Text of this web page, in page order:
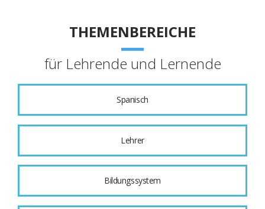
THEMENBEREICHE
für Lehrende und Lernende
Spanisch
Lehrer
Bildungssystem